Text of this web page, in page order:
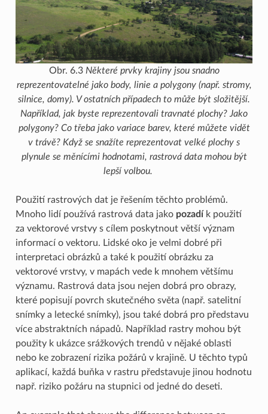
Obr. 6.3 Některé prvky krajiny jsou snadno
reprezentovatelné jako body, linie a polygony (např. stromy,
silnice, domy). V ostatních případech to může být složitější.
Například, jak byste reprezentovali travnaté plochy? Jako
polygony? Co třeba jako variace barev, které můžete vidět
v trávě? Když se snažíte reprezentovat velké plochy s
plynule se měnícími hodnotami, rastrová data mohou být
lepší volbou.
Použití rastrových dat je řešením těchto problémů.
Mnoho lidí používá rastrová data jako pozadík použití
za vektorové vrstvy s cílem poskytnout větší význam
informací o vektoru. Lidské oko je velmi dobré při
interpretaci obrázků a také k použití obrázku za
vektorové vrstvy, v mapách vede k mnohem většímu
významu. Rastrová data jsou nejen dobrá pro obrazy,
které popisují povrch skutečného světa (např. satelitní
snímky a letecké snímky), jsou také dobrá pro představu
více abstraktních nápadů. Například rastry mohou být
použity k ukázce srážkových trendů v nějaké oblasti
nebo ke zobrazení rizika požárů v krajině. U těchto typů
aplikací, každá buňka v rastru představuje jinou hodnotu
např. riziko požáru na stupnici od jedné do deseti.